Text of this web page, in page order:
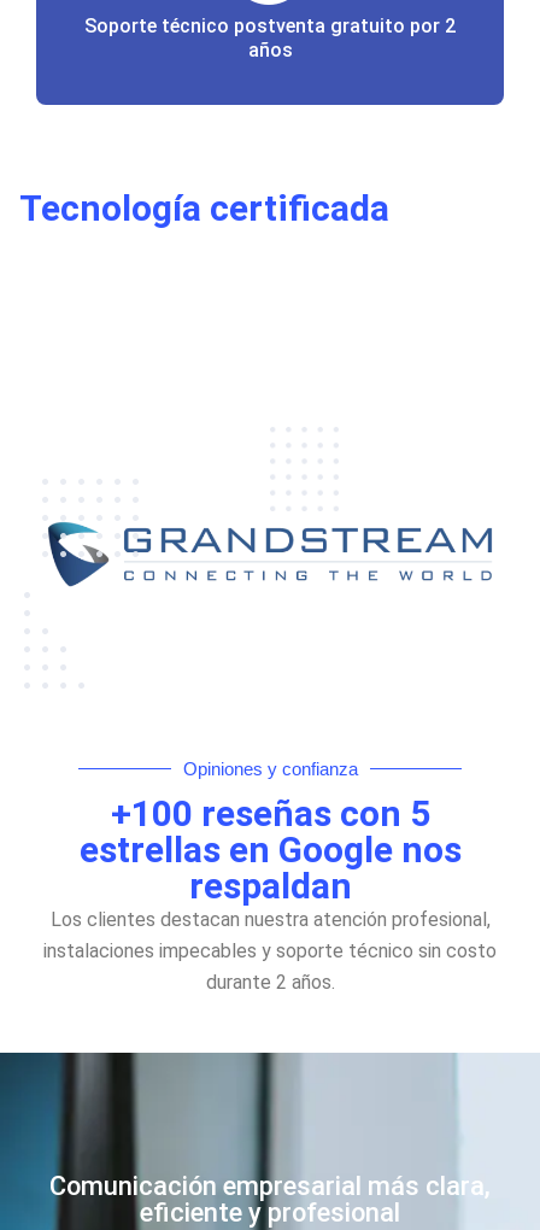
Soporte técnico postventa gratuito por 2
años
Tecnología certificada
Opiniones y confianza
+100 reseñas con 5
estrellas en Google nos
respaldan
Los clientes destacan nuestra atención profesional,
instalaciones impecables y soporte técnico sin costo
durante 2 años.
Comunicación empresarial más clara,
eficiente y profesional